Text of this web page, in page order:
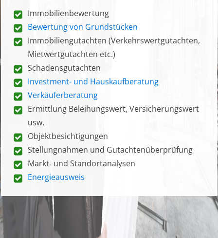
Immobilienbewertung
Bewertung von Grundstücken
Immobiliengutachten (Verkehrswertgutachten,
Mietwertgutachten etc.)
Schadensgutachten
Investment- und Hauskaufberatung
Verkäuferberatung
Ermittlung Beleihungswert, Versicherungswert
usw.
Objektbesichtigungen
Stellungnahmen und Gutachtenüberprüfung
Markt- und Standortanalysen
Energieausweis